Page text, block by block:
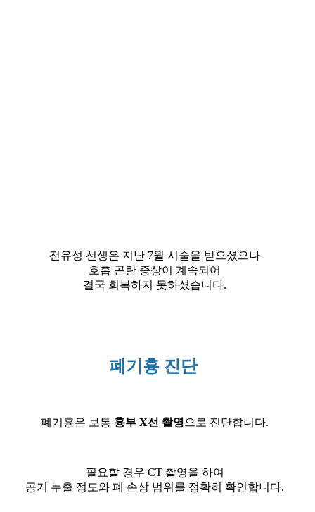
전유성 선생은 지난 7월 시술을 받으셨으나
호흡 곤란 증상이 계속되어
결국 회복하지 못하셨습니다.
폐기흉 진단
폐기흉은 보통 흉부 X선 촬영으로 진단합니다.
필요할 경우 CT 촬영을 하여
공기 누출 정도와 폐 손상 범위를 정확히 확인합니다.